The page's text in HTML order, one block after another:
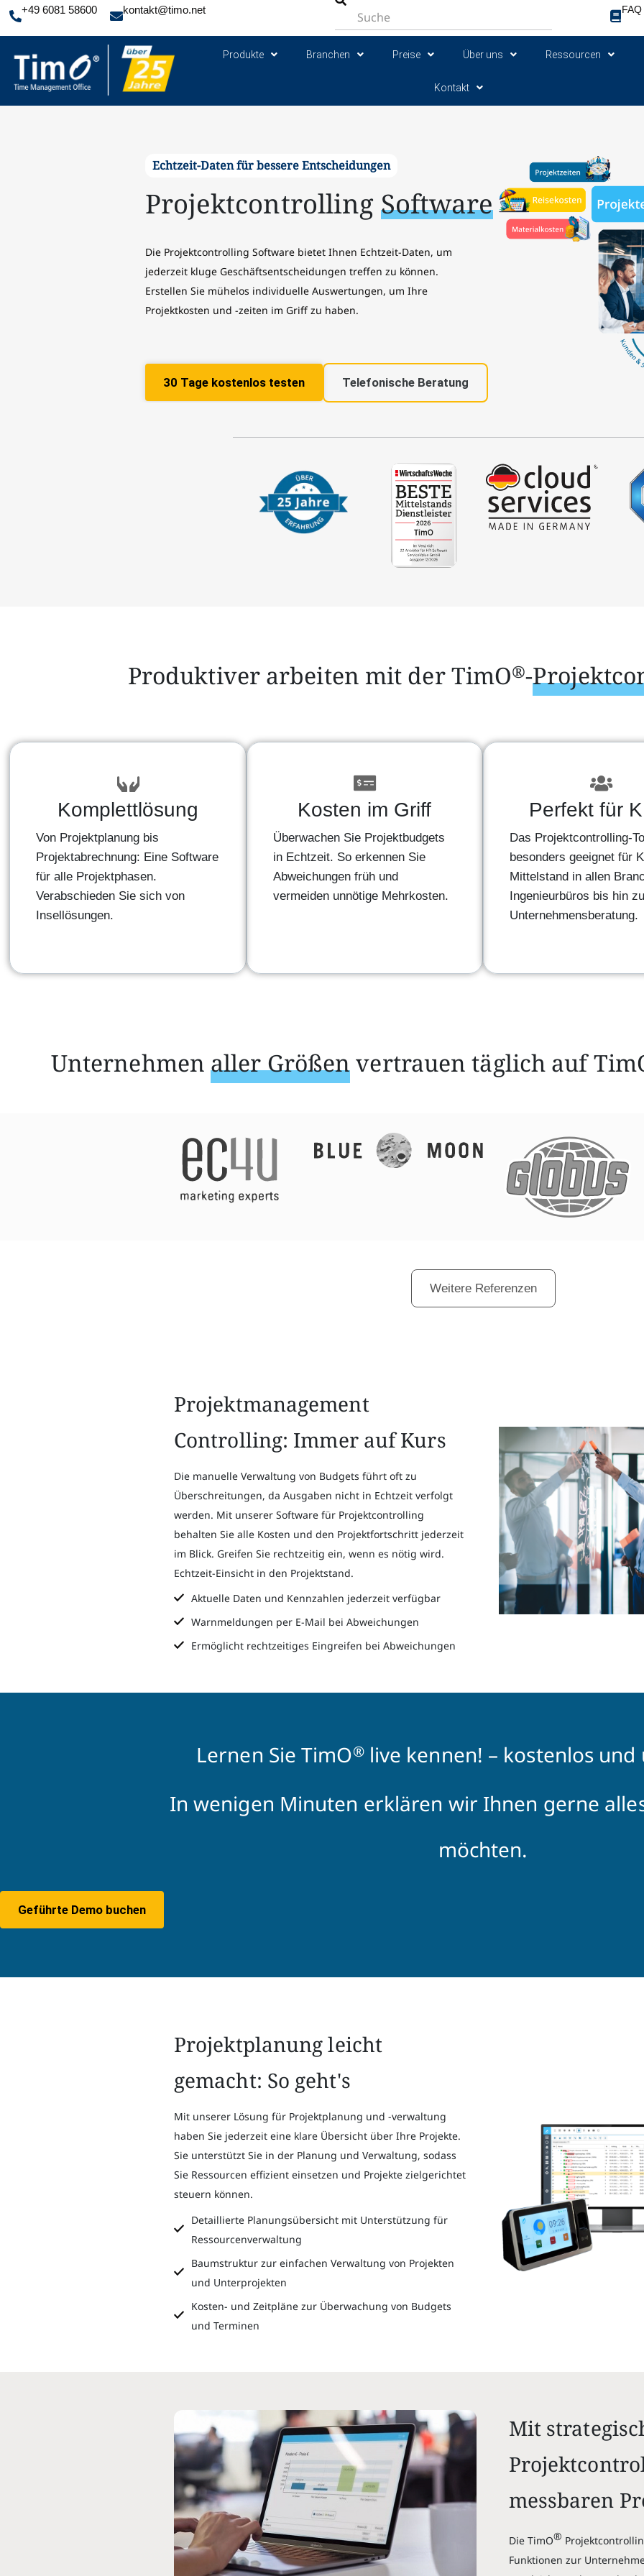
+49 6081 58600 kontakt@timo.net FAQ
Produkte Branchen Preise Über uns Ressourcen
Kontakt
Echtzeit-Daten für bessere Entscheidungen
Projektcontrolling Software
Die Projektcontrolling Software bietet Ihnen Echtzeit-Daten, um
jederzeit kluge Geschäftsentscheidungen treffen zu können.
Erstellen Sie mühelos individuelle Auswertungen, um Ihre
Projektkosten und -zeiten im Griff zu haben.
30 Tage kostenlos testen Telefonische Beratung
Produktiver arbeiten mit der TimO®-
Komplettlösung
Von Projektplanung bis
Projektabrechnung: Eine Software
für alle Projektphasen.
Verabschieden Sie sich von
Insellösungen.
Kosten im Griff
Überwachen Sie Projektbudgets
in Echtzeit. So erkennen Sie
Abweichungen früh und
vermeiden unnötige Mehrkosten.
Perfekt für
Das Projektcontrolling-
besonders geeignet für
Mittelstand in allen
Ingenieurbüros bis hin
Unternehmensberatung.
Unternehmenaller Größenvertrauen täglich auf
Weitere Referenzen
Projektmanagement
Controlling: Immer auf Kurs
Die manuelle Verwaltung von Budgets führt oft zu
Überschreitungen, da Ausgaben nicht in Echtzeit verfolgt
werden. Mit unserer Software für Projektcontrolling
behalten Sie alle Kosten und den Projektfortschritt jederzeit
im Blick. Greifen Sie rechtzeitig ein, wenn es nötig wird.
Echtzeit-Einsicht in den Projektstand.
Aktuelle Daten und Kennzahlen jederzeit verfügbar
Warnmeldungen per E-Mail bei Abweichungen
Ermöglicht rechtzeitiges Eingreifen bei Abweichungen
Lernen Sie TimO®live kennen! – kostenlos
In wenigen Minuten erklären wir Ihnen gerne
möchten.
Geführte Demo buchen
Projektplanung leicht
gemacht: So geht's
Mit unserer Lösung für Projektplanung und -verwaltung
haben Sie jederzeit eine klare Übersicht über Ihre Projekte.
Sie unterstützt Sie in der Planung und Verwaltung, sodass
Sie Ressourcen effizient einsetzen und Projekte zielgerichtet
steuern können.
Detaillierte Planungsübersicht mit Unterstützung für
Ressourcenverwaltung
Baumstruktur zur einfachen Verwaltung von Projekten
und Unterprojekten
Kosten- und Zeitpläne zur Überwachung von Budgets
und Terminen
Mit
messbaren
Die TimO®
Funktionen zur